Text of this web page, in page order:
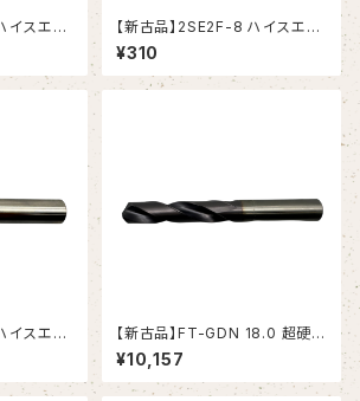
イスエン
【新古品】2SE2F-8 ハイスエン
ドミル (YG-1)
¥310
イスエン
【新古品】FT-GDN 18.0 超硬ド
リル (OSG)
¥10,157